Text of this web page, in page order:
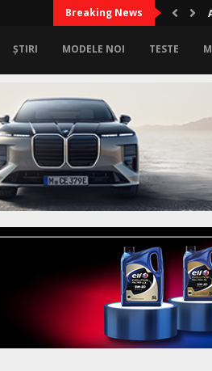
Breaking News
ȘTIRI MODELE NOI TESTE